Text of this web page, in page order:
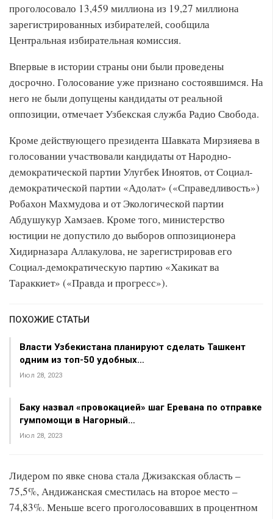
проголосовало 13,459 миллиона из 19,27 миллиона
зарегистрированных избирателей, сообщила
Центральная избирательная комиссия.
Впервые в истории страны они были проведены
досрочно. Голосование уже признано состоявшимся. На
него не были допущены кандидаты от реальной
оппозиции, отмечает Узбекская служба Радио Свобода.
Кроме действующего президента Шавката Мирзияева в
голосовании участвовали кандидаты от Народно-
демократической партии Улугбек Иноятов, от Социал-
демократической партии «Адолат» («Справедливость»)
Робахон Махмудова и от Экологической партии
Абдушукур Хамзаев. Кроме того, министерство
юстиции не допустило до выборов оппозиционера
Хидирназара Аллакулова, не зарегистрировав его
Социал-демократическую партию «Хакикат ва
Тараккиет» («Правда и прогресс»).
ПОХОЖИЕ СТАТЬИ
Власти Узбекистана планируют сделать Ташкент
одним из топ-50 удобных…
Июл 28, 2023
Баку назвал «провокацией» шаг Еревана по отправке
гумпомощи в Нагорный…
Июл 28, 2023
Лидером по явке снова стала Джизакская область –
75,5%, Андижанская сместилась на второе место –
74,83%. Меньше всего проголосовавших в процентном